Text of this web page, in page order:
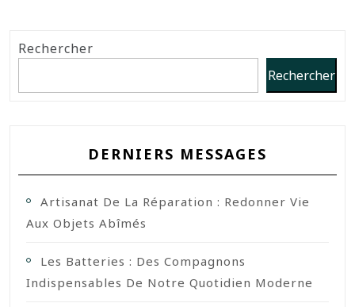
Rechercher
Rechercher
DERNIERS MESSAGES
Artisanat De La Réparation : Redonner Vie
Aux Objets Abîmés
Les Batteries : Des Compagnons
Indispensables De Notre Quotidien Moderne